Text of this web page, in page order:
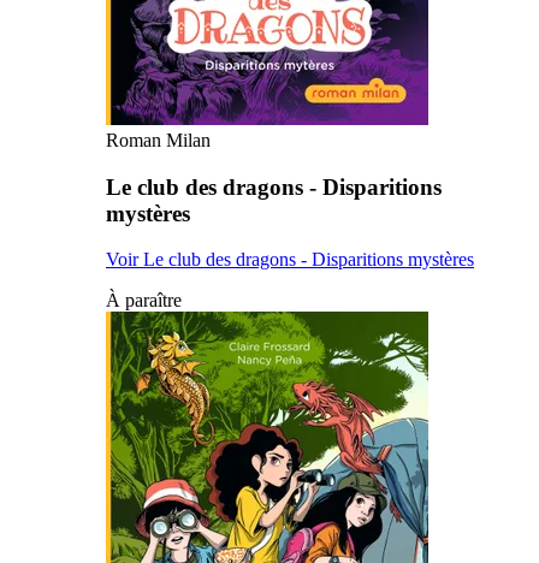
Roman Milan
Le club des dragons - Disparitions
mystères
Voir Le club des dragons - Disparitions mystères
À paraître